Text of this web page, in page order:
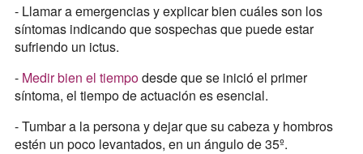
- Llamar a emergencias y explicar bien cuáles son los
síntomas indicando que sospechas que puede estar
sufriendo un ictus.
- Medir bien el tiempodesde que se inició el primer
síntoma, el tiempo de actuación es esencial.
- Tumbar a la persona y dejar que su cabeza y hombros
estén un poco levantados, en un ángulo de 35º.